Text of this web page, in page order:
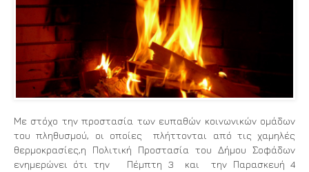
Με στόχο την προστασία των ευπαθών κοινωνικών ομάδων
του πληθυσμού, οι οποίες πλήττονται από τις χαμηλές
θερμοκρασίες,η Πολιτική Προστασία του Δήμου Σοφάδων
ενημερώνει ότι την Πέμπτη 3 και την Παρασκευή 4